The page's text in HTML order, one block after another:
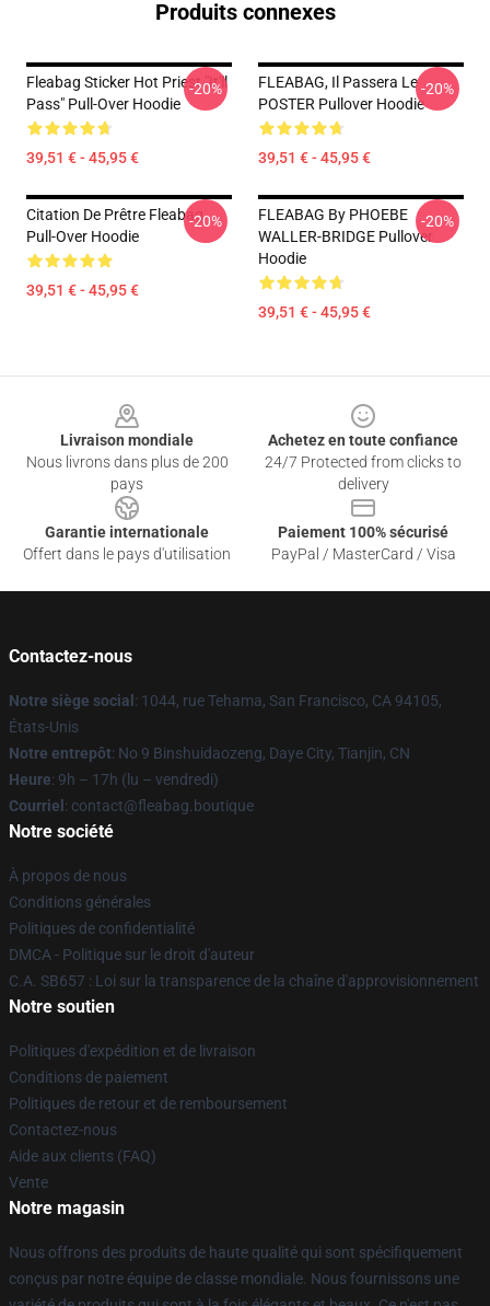
Produits connexes
Fleabag Sticker Hot Priest "It'll
Pass" Pull-Over Hoodie
39,51 € - 45,95 €
-20%
FLEABAG, Il Passera Le
POSTER Pullover Hoodie
39,51 € - 45,95 €
-20%
Citation De Prêtre Fleabag
Pull-Over Hoodie
39,51 € - 45,95 €
-20%
FLEABAG By PHOEBE
WALLER-BRIDGE Pullover
Hoodie
39,51 € - 45,95 €
-20%
Livraison mondiale
Nous livrons dans plus de 200
pays
Achetez en toute confiance
24/7 Protected from clicks to
delivery
Garantie internationale
Offert dans le pays d'utilisation
Paiement 100% sécurisé
PayPal / MasterCard / Visa
Contactez-nous
Notre siège social : 1044, rue Tehama, San Francisco, CA 94105,
États-Unis
Notre entrepôt: No 9 Binshuidaozeng, Daye City, Tianjin, CN
Heure: 9h – 17h (lu – vendredi)
Courriel : contact@fleabag.boutique
Notre société
À propos de nous
Conditions générales
Politiques de confidentialité
DMCA - Politique sur le droit d'auteur
C.A. SB657 : Loi sur la transparence de la chaîne d'approvisionnement
Notre soutien
Politiques d'expédition et de livraison
Conditions de paiement
Politiques de retour et de remboursement
Contactez-nous
Aide aux clients (FAQ)
Vente
Notre magasin
Nous offrons des produits de haute qualité qui sont spécifiquement
conçus par notre équipe de classe mondiale. Nous fournissons une